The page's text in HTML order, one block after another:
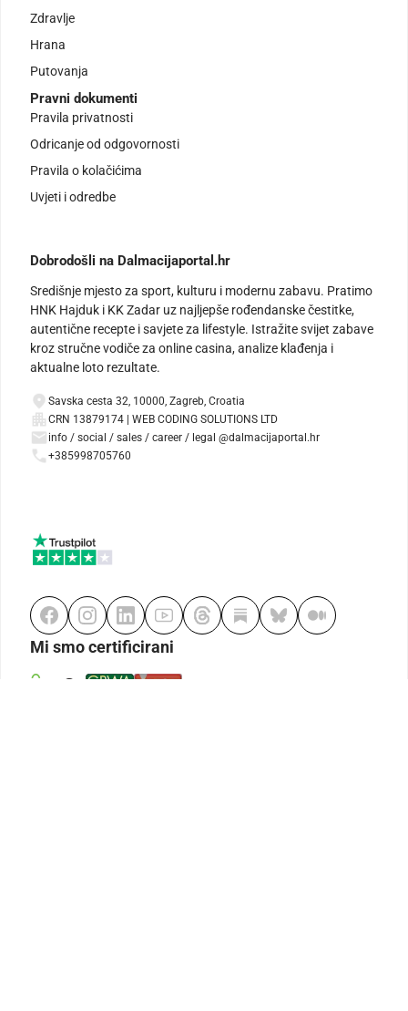
Zdravlje
Hrana
Putovanja
Pravni dokumenti
Pravila privatnosti
Odricanje od odgovornosti
Pravila o kolačićima
Uvjeti i odredbe
Dobrodošli na Dalmacijaportal.hr
Središnje mjesto za sport, kulturu i modernu zabavu. Pratimo
HNK Hajduk i KK Zadar uz najljepše rođendanske čestitke,
autentične recepte i savjete za lifestyle. Istražite svijet zabave
kroz stručne vodiče za online casina, analize klađenja i
aktualne loto rezultate.
Savska cesta 32, 10000, Zagreb, Croatia
CRN 13879174 | WEB CODING SOLUTIONS LTD
info / social / sales / career / legal @dalmacijaportal.hr
+385998705760
Mi smo certificirani